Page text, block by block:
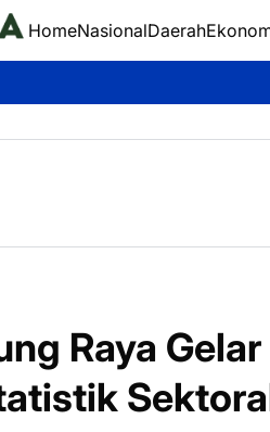
HomeNasionalDaerah
Antisipasi
Raya